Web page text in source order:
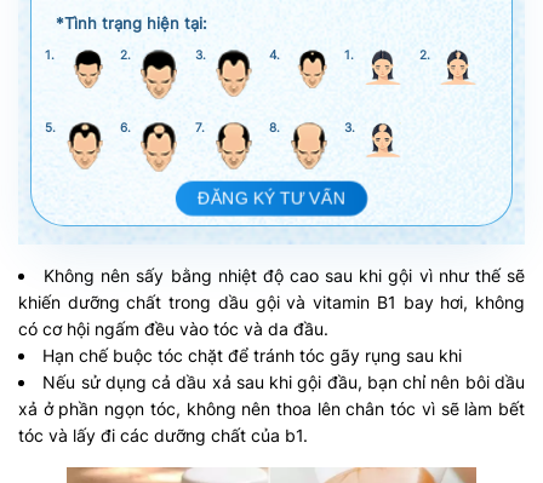
*Tình trạng hiện tại:
1. 2. 3. 4. 1. 2.
5. 6. 7. 8. 3.
ĐĂNG KÝ TƯ VẤN
Không nên sấy bằng nhiệt độ cao sau khi gội vì như thế sẽ
khiến dưỡng chất trong dầu gội và vitamin B1 bay hơi, không
có cơ hội ngấm đều vào tóc và da đầu.
Hạn chế buộc tóc chặt để tránh tóc gãy rụng sau khi
Nếu sử dụng cả dầu xả sau khi gội đầu, bạn chỉ nên bôi dầu
xả ở phần ngọn tóc, không nên thoa lên chân tóc vì sẽ làm bết
tóc và lấy đi các dưỡng chất của b1.